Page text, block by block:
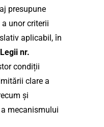
presupune
unor criterii
aplicabil, în
Legii nr.
condiții
clare a
și
mecanismului